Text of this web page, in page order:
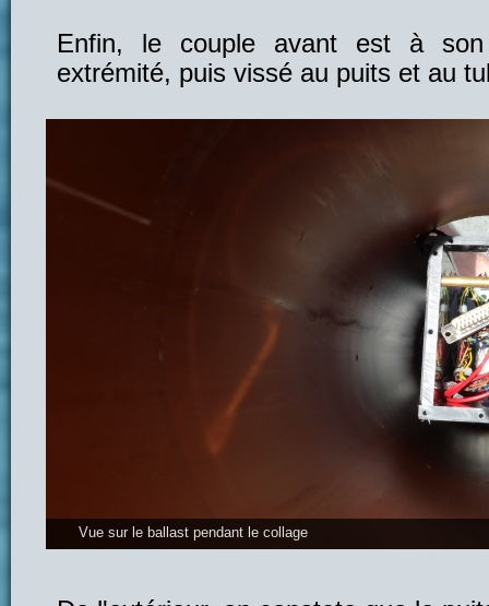
Enfin, le couple avant est à
extrémité, puis vissé au puits et au
Vue sur le ballast pendant le collage